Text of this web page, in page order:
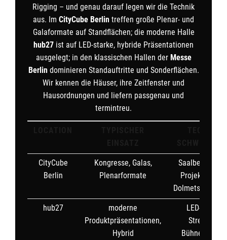
Rigging – und genau darauf legen wir die Technik
aus. Im CityCube Berlin treffen große Plenar- und
Galaformate auf Standflächen; die moderne Halle
hub27 ist auf LED-starke, hybride Präsentationen
ausgelegt; in den klassischen Hallen der Messe
Berlin dominieren Standauftritte und Sonderflächen.
Wir kennen die Häuser, ihre Zeitfenster und
Hausordnungen und liefern passgenau und
termintreu.
CityCube
Berlin
Kongresse, Galas,
Plenarformate
Projektion,
hub27
moderne
Produktpräsentationen,
Hybrid
LED-Wände,
Streaming,